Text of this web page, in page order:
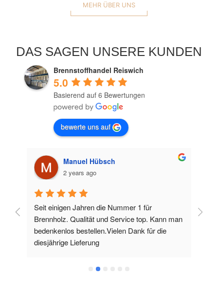
MEHR ÜBER UNS
DAS SAGEN UNSERE KUNDEN
Brennstoffhandel Reiswich
5.0
Basierend auf 6 Bewertungen
bewerte uns auf
Manuel Hübsch
2 years ago
Seit einigen Jahren die Nummer 1 für
Brennholz. Qualität und Service top. Kann man
bedenkenlos bestellen.Vielen Dank für die
diesjährige Lieferung